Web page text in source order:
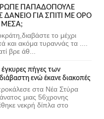
ΠΑΠΑΔΟΠΟΥΛΕ
ΔΑΝΕΙΟ ΓΙΑ ΣΠΙΤΙ ΜΕ ΟΡΟ
ΜΕΣΑ;
το μέχρι
και ακόμα τυραννάς τα ....
βρε άθ...
πήγες των
ενώ έκανε διακοπές
στα Νέα Στύρα
μιας 56χρονης
νεκρή δίπλα στο